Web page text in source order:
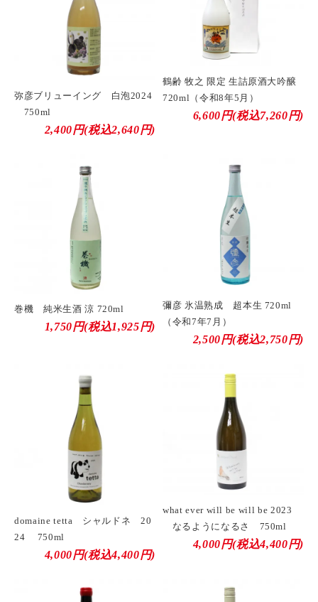
弥彦ブリューイング 白泡2024
750ml
2,400円(税込2,640円)
鶴齢 牧之 限定 生詰原酒大吟醸
720ml（令和8年5月）
6,600円(税込7,260円)
巻機 純米生酒 涼 720ml
1,750円(税込1,925円)
彌彦 氷温熟成 超本生 720ml
（令和7年7月）
2,500円(税込2,750円)
domaine tetta シャルドネ 20
24 750ml
4,000円(税込4,400円)
what ever will be will be 2023
なるようになるさ 750ml
4,000円(税込4,400円)